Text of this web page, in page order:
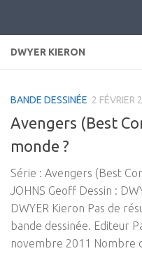
DWYER KIERON
BANDE DESSINÉE 2 FÉVRIER
Avengers (Best
monde ?
Série : Avengers (Best
JOHNS Geoff Dessin :
DWYER Kieron Pas de
bande dessinée. Editeur
novembre 2011 Nombre